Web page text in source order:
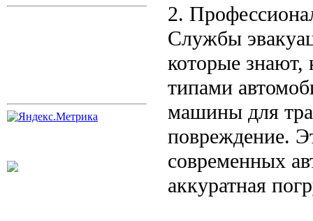
2.
Службы
которые знают,
типами
машины для
повреждение.
современных
аккуратная